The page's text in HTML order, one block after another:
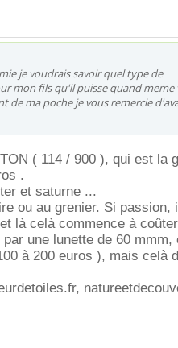
je voudrais savoir quel type de
mon fils qu'il puisse quand meme
de ma poche je vous remercie
( 114 / 900 ), qui est la
.
et saturne ...
ou au grenier. Si passion,
là celà commence à
une lunette de 60 mmm,
à 200 euros ), mais celà